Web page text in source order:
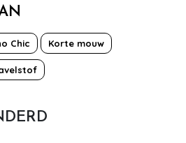
Chic Korte mouw